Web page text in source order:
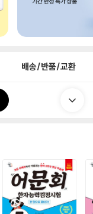
배송/반품/교환